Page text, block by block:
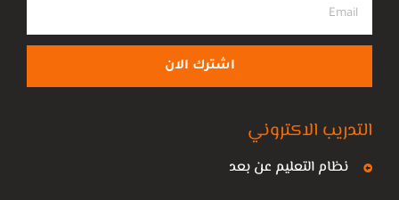
اشترك الان
التدريب الاكتروني
نظام التعليم عن بعد